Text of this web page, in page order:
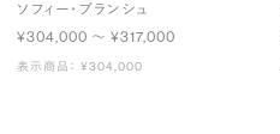
ソフィー・ブランシュ
¥304,000 〜 ¥317,000
表示商品： ¥304,000